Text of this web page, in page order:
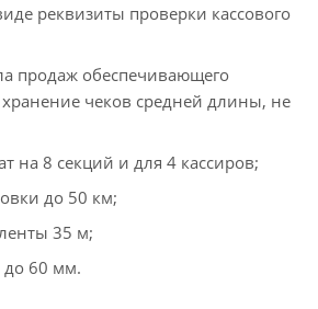
реквизиты проверки кассового
продаж обеспечивающего
чеков средней длины, не
на 8 секций и для 4 кассиров;
до 50 км;
35 м;
до 60 мм.